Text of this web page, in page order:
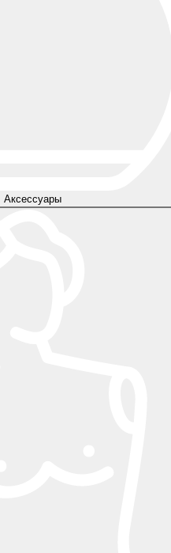
Аксессуары